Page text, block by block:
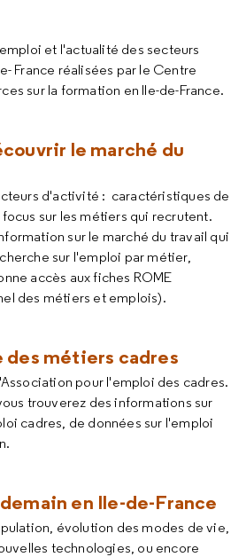
et l'actualité des secteurs
France réalisées par le Centre
sur la formation en Ile-de-France.
le marché du
d'activité : caractéristiques de
sur les métiers qui recrutent.
sur le marché du travail qui
sur l'emploi par métier,
accès aux fiches ROME
des métiers et emplois).
des métiers cadres
pour l'emploi des cadres.
trouverez des informations sur
cadres, de données sur l'emploi
en Ile-de-France
évolution des modes de vie,
technologies, ou encore